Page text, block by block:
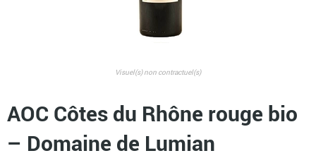
Visuel(s) non contractuel(s)
AOC Côtes du Rhône rouge bio
– Domaine de Lumian